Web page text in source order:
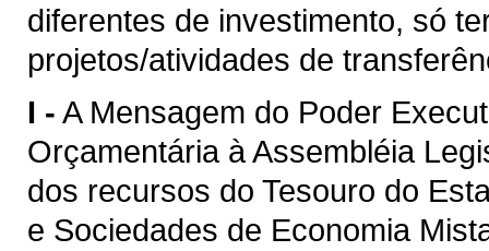
diferentes de investimento, só
projetos/atividades de
I - A Mensagem do Poder
Orçamentária à Assembléia
dos recursos do Tesouro do
e Sociedades de Economia